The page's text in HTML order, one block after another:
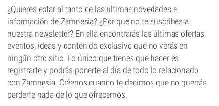
¿Quieres estar al tanto de las últimas novedades e
información de Zamnesia? ¿Por qué no te suscribes a
nuestra newsletter? En ella encontrarás las últimas ofertas,
eventos, ideas y contenido exclusivo que no verás en
ningún otro sitio. Lo único que tienes que hacer es
registrarte y podrás ponerte al día de todo lo relacionado
con Zamnesia. Créenos cuando te decimos que no querrás
perderte nada de lo que ofrecemos.